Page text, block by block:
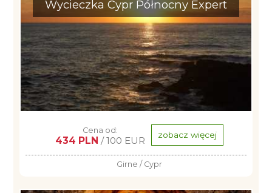
Wycieczka Cypr Północny Expert
Cena od:
434 PLN / 100 EUR zobacz więcej
Girne / Cypr